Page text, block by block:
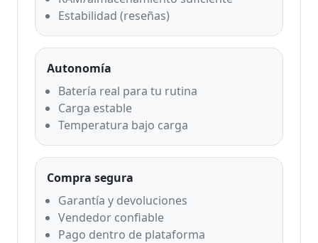
Estabilidad (reseñas)
Autonomía
Batería real para tu rutina
Carga estable
Temperatura bajo carga
Compra segura
Garantía y devoluciones
Vendedor confiable
Pago dentro de plataforma